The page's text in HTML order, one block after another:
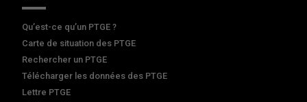
Qu’est-ce qu’un PTGE ?
Carte de situation des PTGE
Rechercher un PTGE
Télécharger les données des PTGE
Lettre PTGE